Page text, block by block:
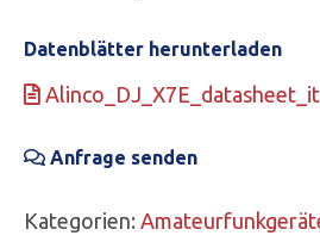
Datenblätter herunterladen
Alinco_DJ_X7E_datasheet_it
Anfrage senden
Kategorien: